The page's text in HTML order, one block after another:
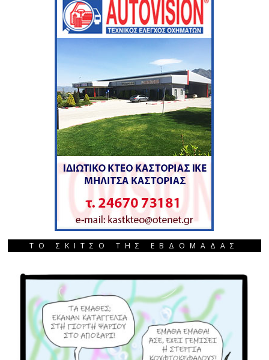
ΤΟ ΣΚΙΤΣΟ ΤΗΣ ΕΒΔΟΜΑΔΑΣ